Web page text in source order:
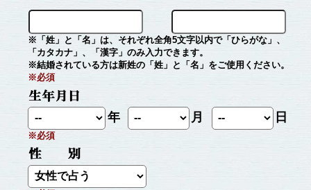
※「姓」と「名」は、それぞれ全角5文字以内で「ひらがな」、
「カタカナ」、「漢字」のみ入力できます。
※結婚されている方は新姓の「姓」と「名」をご使用ください。
※必須
年 月 日
※必須